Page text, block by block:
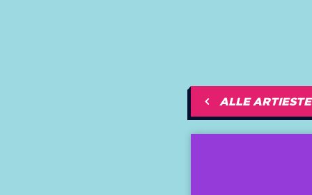
ALLE